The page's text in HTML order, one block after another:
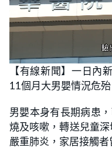
U
n
m
u
t
e
L
o
a
d
e
d
3
.
5
7
%
【有線新聞】一日內
11個月大男嬰情況危殆
男嬰本身有長期病患
燒及咳嗽，轉送兒童
嚴重肺炎，家居接觸者